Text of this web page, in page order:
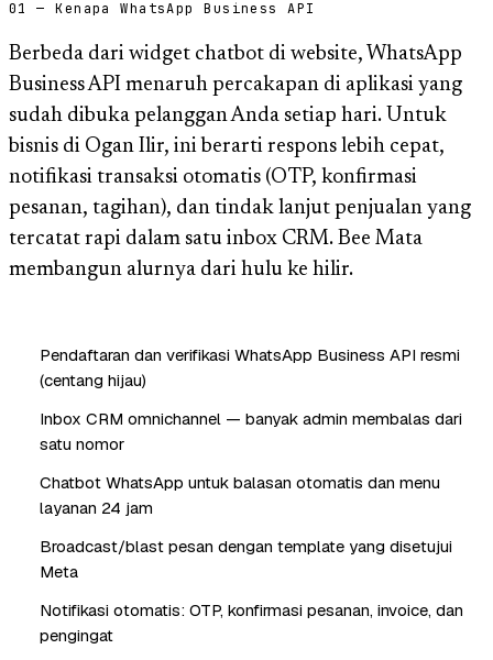
01 — Kenapa WhatsApp Business API
Berbeda dari widget chatbot di website, WhatsApp
Business API menaruh percakapan di aplikasi yang
sudah dibuka pelanggan Anda setiap hari. Untuk
bisnis di Ogan Ilir, ini berarti respons lebih cepat,
notifikasi transaksi otomatis (OTP, konfirmasi
pesanan, tagihan), dan tindak lanjut penjualan yang
tercatat rapi dalam satu inbox CRM. Bee Mata
membangun alurnya dari hulu ke hilir.
Pendaftaran dan verifikasi WhatsApp Business API resmi
(centang hijau)
Inbox CRM omnichannel — banyak admin membalas dari
satu nomor
Chatbot WhatsApp untuk balasan otomatis dan menu
layanan 24 jam
Broadcast/blast pesan dengan template yang disetujui
Meta
Notifikasi otomatis: OTP, konfirmasi pesanan, invoice, dan
pengingat